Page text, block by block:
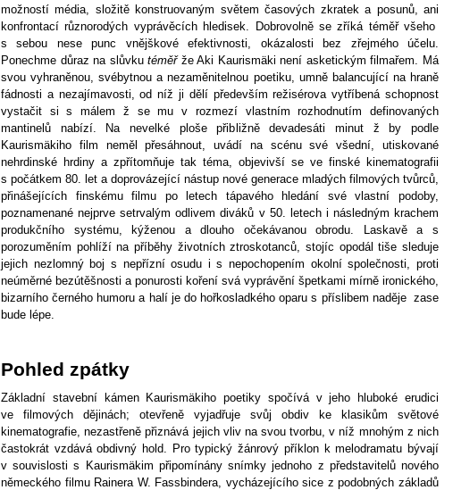
možností média, složitě konstruovaným světem časových zkratek a posunů, ani
konfrontací různorodých vyprávěcích hledisek. Dobrovolně se zříká téměř všeho
s sebou nese punc vnějškové efektivnosti, okázalosti bez zřejmého účelu.
Ponechme důraz na slůvkutéměřže Aki Kaurismäki není asketickým filmařem. Má
svou vyhraněnou, svébytnou a nezaměnitelnou poetiku, umně balancující na hraně
fádnosti a nezajímavosti, od níž ji dělí především režisérova vytříbená schopnost
vystačit si s málem ž se mu v rozmezí vlastním rozhodnutím definovaných
mantinelů nabízí. Na nevelké ploše přibližně devadesáti minut ž by podle
Kaurismäkiho film neměl přesáhnout, uvádí na scénu své všední, utiskované
nehrdinské hrdiny a zpřítomňuje tak téma, objevivší se ve finské kinematografii
s počátkem 80. let a doprovázející nástup nové generace mladých filmových tvůrců,
přinášejících finskému filmu po letech tápavého hledání své vlastní podoby,
poznamenané nejprve setrvalým odlivem diváků v 50. letech i následným krachem
produkčního systému, kýženou a dlouho očekávanou obrodu. Laskavě a s
porozuměním pohlíží na příběhy životních ztroskotanců, stojíc opodál tiše sleduje
jejich nezlomný boj s nepřízní osudu i s nepochopením okolní společnosti, proti
neúměrné bezútěšnosti a ponurosti koření svá vyprávění špetkami mírně ironického,
bizarního černého humoru a halí je do hořkosladkého oparu s příslibem naděje zase
bude lépe.
Pohled zpátky
Základní stavební kámen Kaurismäkiho poetiky spočívá v jeho hluboké erudici
ve filmových dějinách; otevřeně vyjadřuje svůj obdiv ke klasikům světové
kinematografie, nezastřeně přiznává jejich vliv na svou tvorbu, v níž mnohým z nich
častokrát vzdává obdivný hold. Pro typický žánrový příklon k melodramatu bývají
v souvislosti s Kaurismäkim připomínány snímky jednoho z představitelů nového
německého filmu Rainera W. Fassbindera, vycházejícího sice z podobných základů